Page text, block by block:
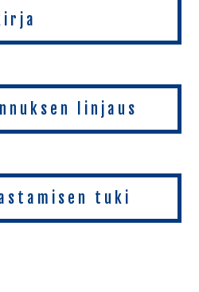
linjaus
tuki